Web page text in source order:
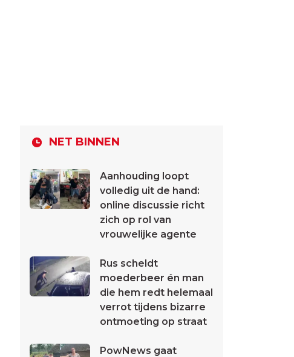
NET BINNEN
Aanhouding loopt
volledig uit de hand:
online discussie richt
zich op rol van
vrouwelijke agente
Rus scheldt
moederbeer én man
die hem redt helemaal
verrot tijdens bizarre
ontmoeting op straat
PowNews gaat